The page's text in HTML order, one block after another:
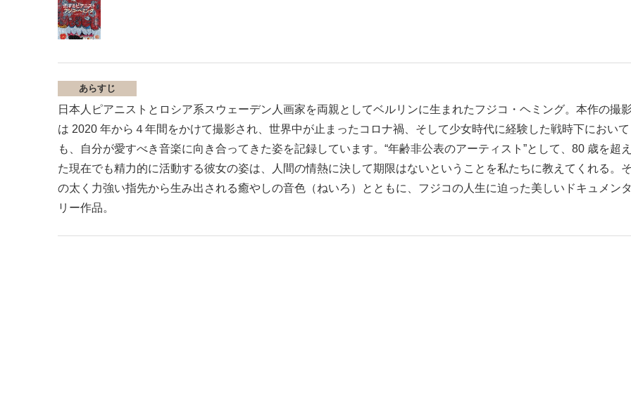
あらすじ
日本人ピアニストとロシア系スウェーデン人画家を両親としてベルリンに生まれたフジコ・ヘミング。本作の撮
は 2020 年から４年間をかけて撮影され、世界中が止まったコロナ禍、そして少女時代に経験した戦時下において
も、自分が愛すべき音楽に向き合ってきた姿を記録しています。“年齢非公表のアーティスト”として、80 歳を超
た現在でも精力的に活動する彼女の姿は、人間の情熱に決して期限はないということを私たちに教えてくれる。
の太く力強い指先から生み出される癒やしの音色（ねいろ）とともに、フジコの人生に迫った美しいドキュメン
リー作品。